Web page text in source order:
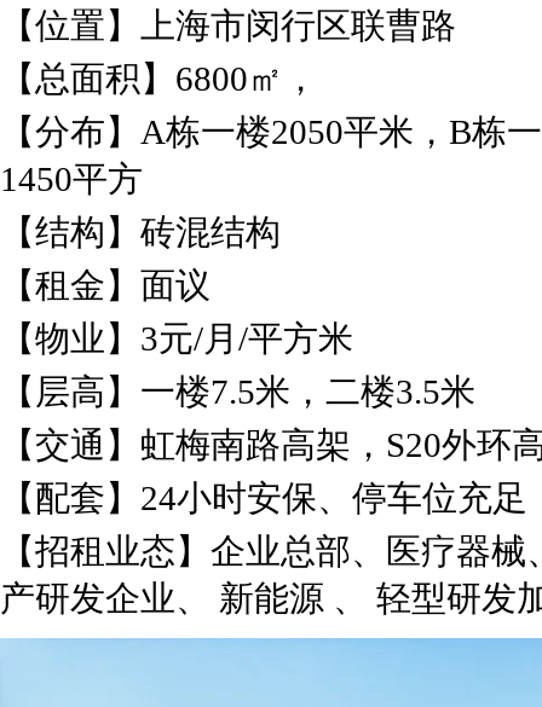
【位置】上海市闵行区联曹路
【总面积】6800㎡，
【分布】A栋一楼2050平米，B栋
1450平方
【结构】砖混结构
【租金】面议
【物业】3元/月/平方米
【层高】一楼7.5米，二楼3.5米
【交通】虹梅南路高架，S20外
【配套】24小时安保、停车位充足
【招租业态】企业总部、医疗器
产研发企业、 新能源 、 轻型研发